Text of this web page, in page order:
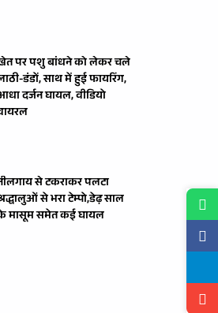
पर पशु बांधने को लेकर चले
डंडों, साथ में हुई फायरिंग,
दर्जन घायल, वीडियो
से टकराकर पलटा
से भरा टेम्पो,डेढ़ साल
मासूम समेत कई घायल